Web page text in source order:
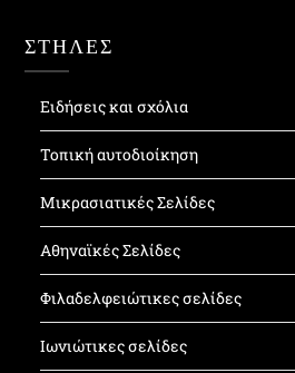
ΣΤΗΛΕΣ
Ειδήσεις και σχόλια
Τοπική αυτοδιοίκηση
Μικρασιατικές Σελίδες
Αθηναϊκές Σελίδες
Φιλαδελφειώτικες σελίδες
Ιωνιώτικες σελίδες